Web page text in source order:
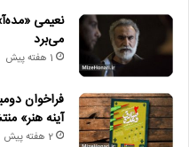
نعیمی
می‌برد
1 هفته پیش
فراخوان
آینه هنر»
2 هفته پیش